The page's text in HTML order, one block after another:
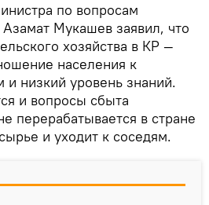
по вопросам
Азамат Мукашев заявил, что
хозяйства в КР —
населения к
низкий уровень знаний.
и вопросы сбыта
перерабатывается в стране
и уходит к соседям.